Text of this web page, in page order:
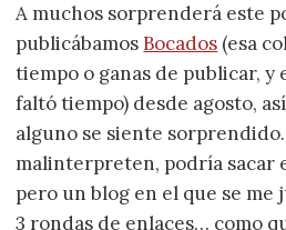
A muchos sorprenderá este
publicábamosBocados (esa
tiempo o ganas de publicar, y
faltó tiempo) desde agosto,
alguno se siente sorprendido.
malinterpreten, podría sacar
pero un blog en el que se me
3 rondas de enlaces… como